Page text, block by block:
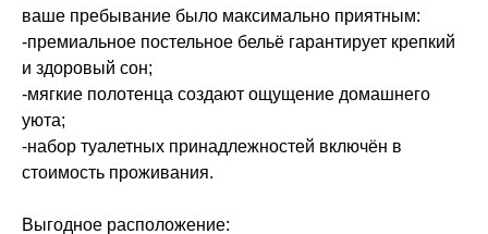
ваше пребывание было максимально приятным:
-премиальное постельное бельё гарантирует крепкий
и здоровый сон;
-мягкие полотенца создают ощущение домашнего
уюта;
-набор туалетных принадлежностей включён в
стоимость проживания.
Выгодное расположение: